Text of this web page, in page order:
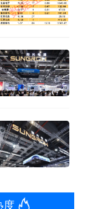
超100%
居首，周
，三维通
艾芬达本周
度